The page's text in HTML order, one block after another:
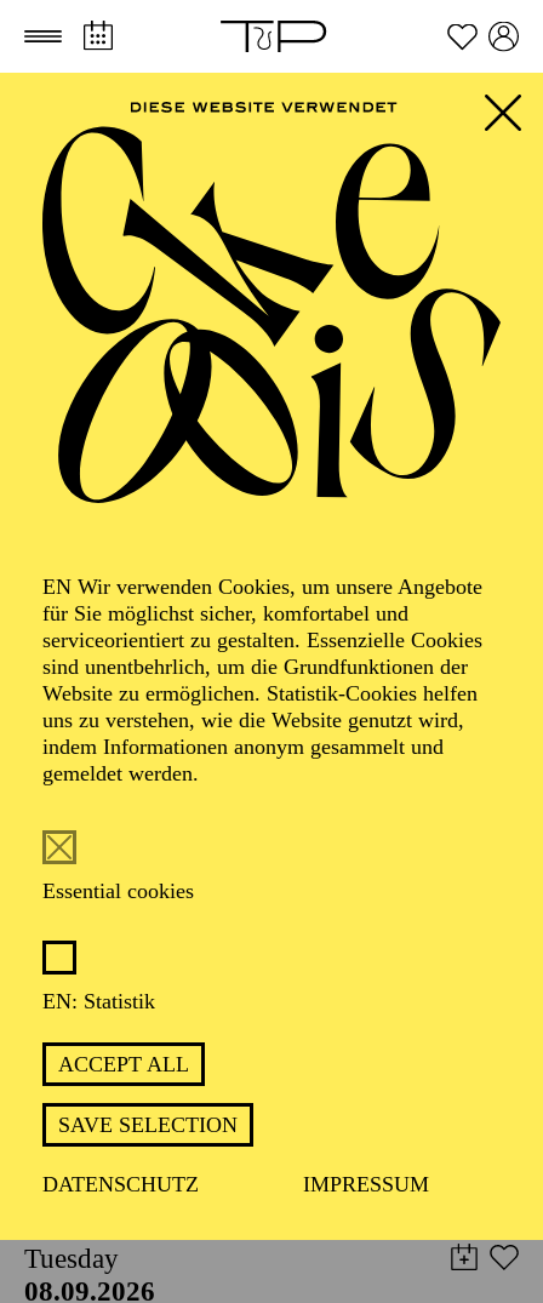
Zum Hauptinhalt springen Zum Footer springen
EN Wir verwenden Cookies, um unsere Angebote
für Sie möglichst sicher, komfortabel und
serviceorientiert zu gestalten. Essenzielle Cookies
sind unentbehrlich, um die Grundfunktionen der
Website zu ermöglichen. Statistik-Cookies helfen
uns zu verstehen, wie die Website genutzt wird,
indem Informationen anonym gesammelt und
gemeldet werden.
Essential cookies
EN: Statistik
ACCEPT ALL
SAVE SELECTION
DATENSCHUTZ IMPRESSUM
FILTER
SEPTEMBER 2026
PHILHARMONIE ESSEN
Friday
04.09.2026
20:00 - 23:00
Alfried Krupp Saal
Organiser: Theater-, Konzert- u. Gastspieldirektion OTTO
HOFNER GMBH
TICKETS
55,20 52,70€
EN: SCHAUSPIEL ESSEN
05.09.2026
19:30 - 21:30
BLICK AUF DEN IRAN –
STIMMEN ZUR AKTUELLEN
LAGE
TICKETS
8,00€
Tuesday
08.09.2026